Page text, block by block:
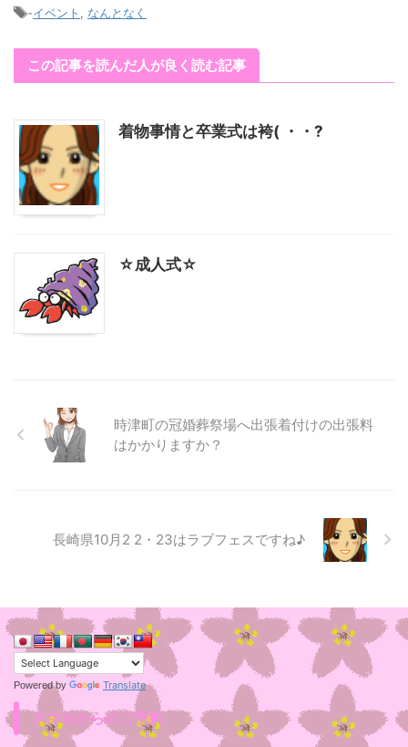
-イベント なんとなく
この記事を読んだ人が良く読む記事
着物事情と卒業式は袴( ・・?
☆成人式☆
時津町の冠婚葬祭場へ出張着付けの出張料
はかかりますか？
長崎県10月2 2・23はラブフェスですね♪
Powered by Translate
スマホからのご予約